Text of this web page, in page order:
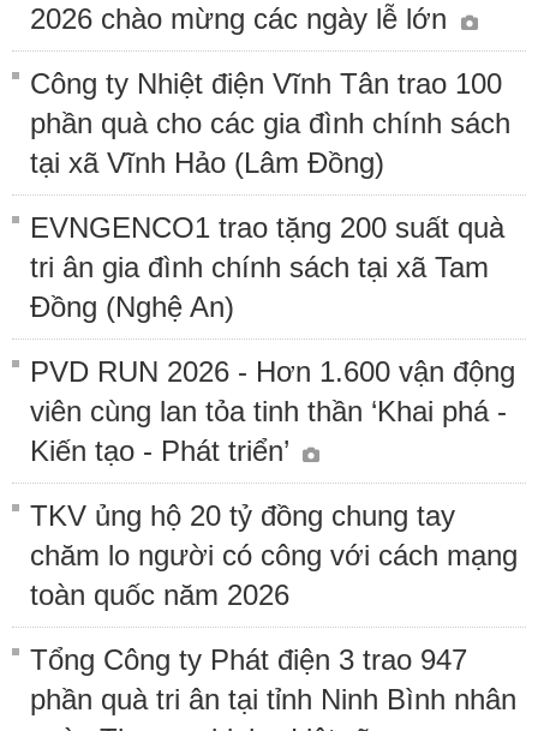
2026 chào mừng các ngày lễ lớn
Công ty Nhiệt điện Vĩnh Tân trao 100
phần quà cho các gia đình chính sách
tại xã Vĩnh Hảo (Lâm Đồng)
EVNGENCO1 trao tặng 200 suất quà
tri ân gia đình chính sách tại xã Tam
Đồng (Nghệ An)
PVD RUN 2026 - Hơn 1.600 vận động
viên cùng lan tỏa tinh thần ‘Khai phá -
Kiến tạo - Phát triển’
TKV ủng hộ 20 tỷ đồng chung tay
chăm lo người có công với cách mạng
toàn quốc năm 2026
Tổng Công ty Phát điện 3 trao 947
phần quà tri ân tại tỉnh Ninh Bình nhân